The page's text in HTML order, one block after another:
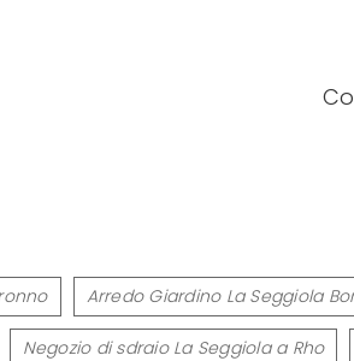
Arredo Giardino La Seggiola
Negozio di sdraio La Seggiola a Rho